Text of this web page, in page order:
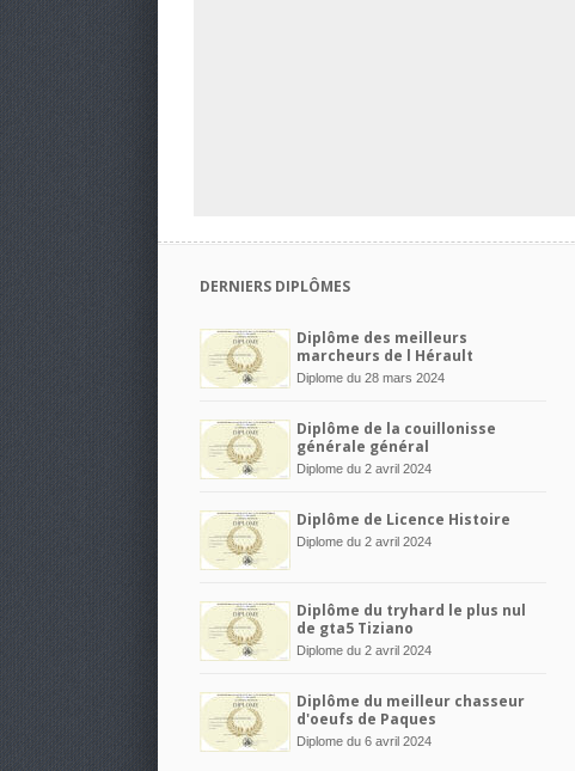
DERNIERS DIPLÔMES
Diplôme des meilleurs
marcheurs de l Hérault
Diplome du 28 mars 2024
Diplôme de la couillonisse
générale général
Diplome du 2 avril 2024
Diplôme de Licence Histoire
Diplome du 2 avril 2024
Diplôme du tryhard le plus nul
de gta5 Tiziano
Diplome du 2 avril 2024
Diplôme du meilleur chasseur
d'oeufs de Paques
Diplome du 6 avril 2024